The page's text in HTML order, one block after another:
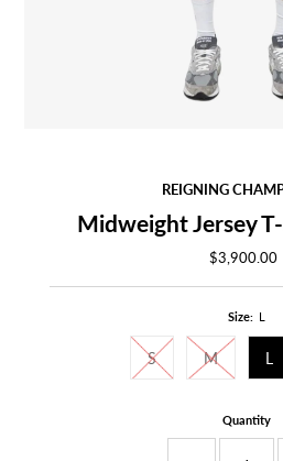
REIGNING
Midweight Jersey
$3,900.00
Size: L
S M L
Quantity